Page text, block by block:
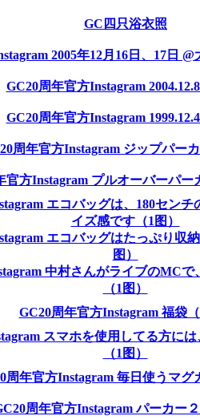
GC四只浴衣照
2005年12月16日、17日
GC20周年官方Instagram
GC20周年官方Instagram
周年官方Instagram ジップパー
官方Instagram プルオーバーパー
エコバッグは、180セン
イズ感です（1图）
エコバッグはたっぷり収
图）
中村さんがライブのMC
（1图）
GC20周年官方Instagram 福袋
スマホを使用してる方に
（1图）
周年官方Instagram 毎日使うマグ
周年官方Instagram パーカー